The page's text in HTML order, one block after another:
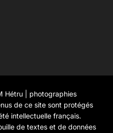
| photographies
de ce site sont protégés
intellectuelle français.
de textes et de données